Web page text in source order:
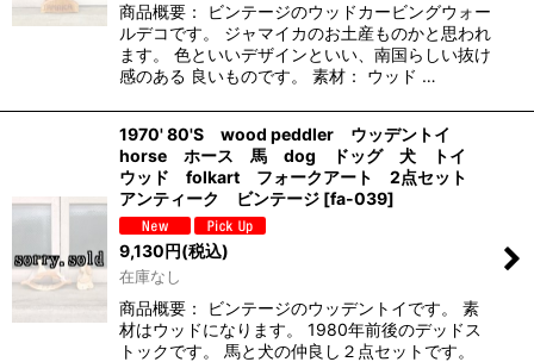
商品概要： ビンテージのウッドカービングウォー
ルデコです。 ジャマイカのお土産ものかと思われ
ます。 色といいデザインといい、南国らしい抜け
感のある 良いものです。 素材： ウッド …
1970' 80'S wood peddler ウッデントイ
horse ホース 馬 dog ドッグ 犬 トイ
ウッド folkart フォークアート 2点セット
アンティーク ビンテージ [fa-039]
9,130円(税込)
在庫なし
商品概要： ビンテージのウッデントイです。 素
材はウッドになります。 1980年前後のデッドス
トックです。 馬と犬の仲良し２点セットです。